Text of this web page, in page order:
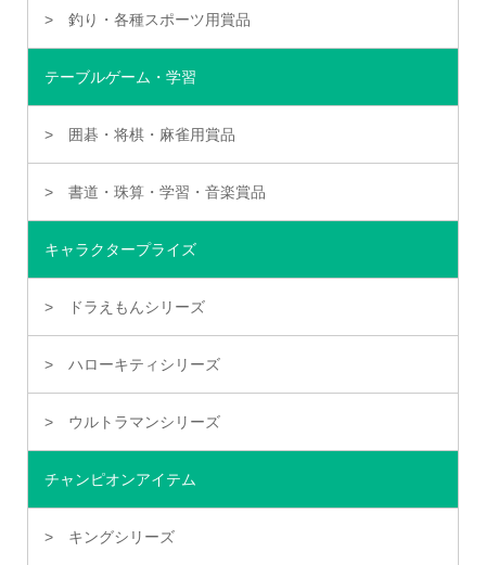
釣り・各種スポーツ用賞品
テーブルゲーム・学習
囲碁・将棋・麻雀用賞品
書道・珠算・学習・音楽賞品
キャラクタープライズ
ドラえもんシリーズ
ハローキティシリーズ
ウルトラマンシリーズ
チャンピオンアイテム
キングシリーズ